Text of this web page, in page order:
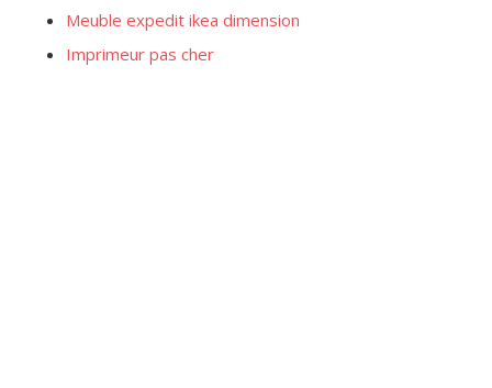
Meuble expedit ikea dimension
Imprimeur pas cher